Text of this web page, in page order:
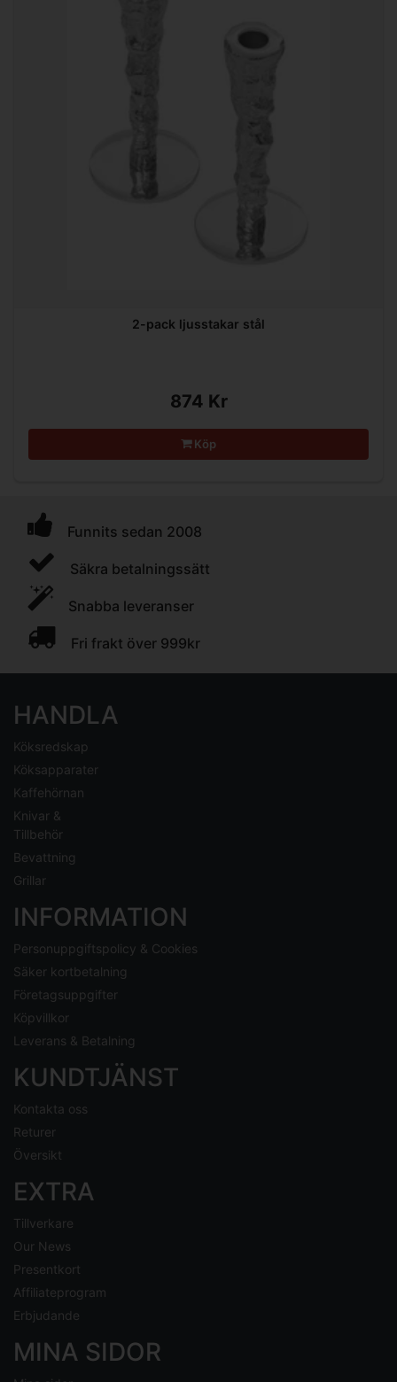
2-pack ljusstakar stål
874 Kr
Köp
Funnits sedan 2008
Säkra betalningssätt
Snabba leveranser
Fri frakt över 999kr
HANDLA
Köksredskap
Köksapparater
Kaffehörnan
Knivar &
Tillbehör
Bevattning
Grillar
INFORMATION
Personuppgiftspolicy & Cookies
Säker kortbetalning
Företagsuppgifter
Köpvillkor
Leverans & Betalning
KUNDTJÄNST
Kontakta oss
Returer
Översikt
EXTRA
Tillverkare
Our News
Presentkort
Affiliateprogram
Erbjudande
MINA SIDOR